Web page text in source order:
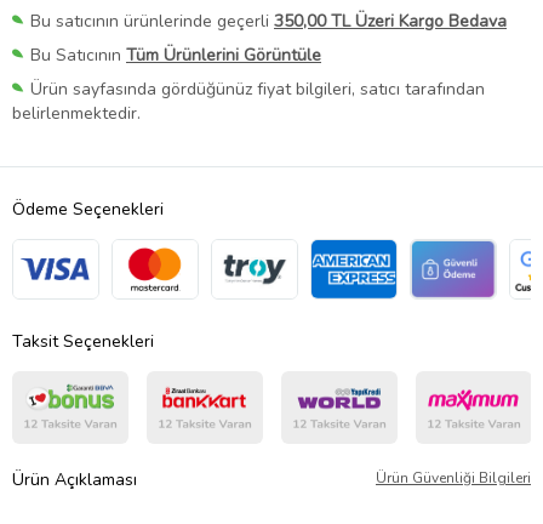
Bu satıcının ürünlerinde geçerli 350,00 TL Üzeri Kargo Bedava
Bu Satıcının Tüm Ürünlerini Görüntüle
Ürün sayfasında gördüğünüz fiyat bilgileri, satıcı tarafından
belirlenmektedir.
Ödeme Seçenekleri
Taksit Seçenekleri
Ürün Açıklaması Ürün Güvenliği Bilgileri